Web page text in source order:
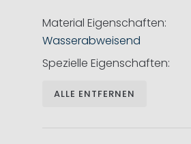
Material Eigenschaften
Wasserabweisend
Spezielle Eigenschaften
ALLE ENTFERNEN